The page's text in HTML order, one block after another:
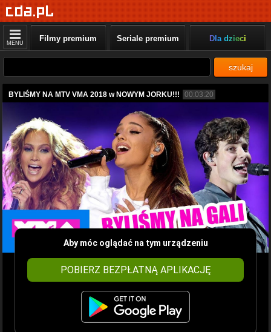
MENU Filmy premium Seriale premium Dla dzieci
szukaj
BYLIŚMY NA MTV VMA 2018 w NOWYM JORKU!!! 00:03:20
Aby móc oglądać na tym urządzeniu
POBIERZ BEZPŁATNĄ APLIKACJĘ